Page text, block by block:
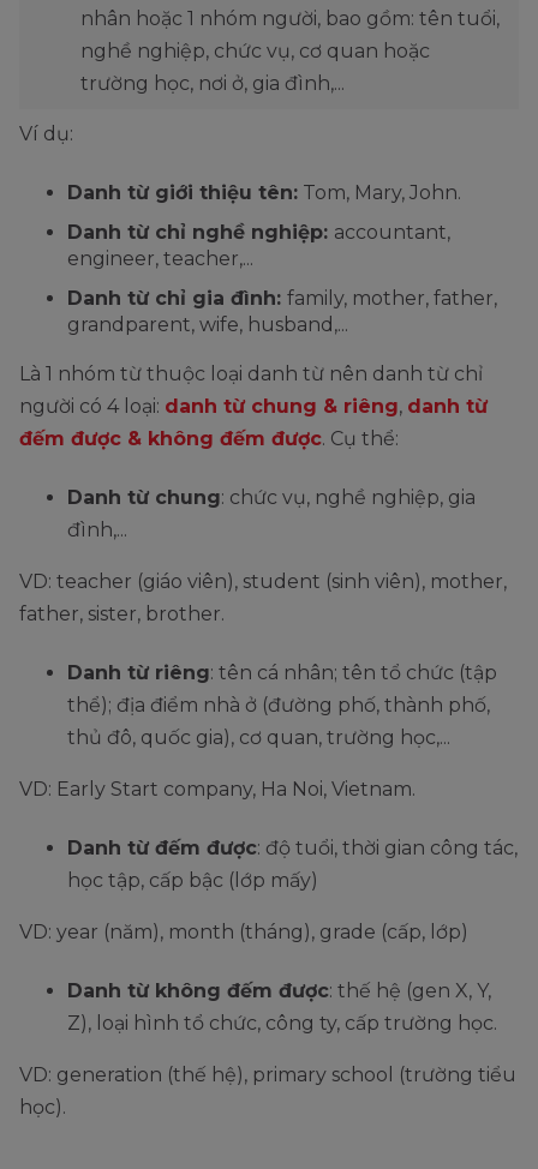
nhân hoặc 1 nhóm người, bao gồm: tên tuổi,
nghề nghiệp, chức vụ, cơ quan hoặc
trường học, nơi ở, gia đình,...
Ví dụ:
Danh từ giới thiệu tên: Tom, Mary, John.
Danh từ chỉ nghề nghiệp: accountant,
engineer, teacher,...
Danh từ chỉ gia đình: family, mother, father,
grandparent, wife, husband,...
Là 1 nhóm từ thuộc loại danh từ nên danh từ chỉ
người có 4 loại: danh từ chung & riêng, danh từ
đếm được & không đếm được. Cụ thể:
Danh từ chung: chức vụ, nghề nghiệp, gia
đình,...
VD: teacher (giáo viên), student (sinh viên), mother,
father, sister, brother.
Danh từ riêng: tên cá nhân; tên tổ chức (tập
thể); địa điểm nhà ở (đường phố, thành phố,
thủ đô, quốc gia), cơ quan, trường học,...
VD: Early Start company, Ha Noi, Vietnam.
Danh từ đếm được: độ tuổi, thời gian công tác,
học tập, cấp bậc (lớp mấy)
VD: year (năm), month (tháng), grade (cấp, lớp)
Danh từ không đếm được: thế hệ (gen X, Y,
Z), loại hình tổ chức, công ty, cấp trường học.
VD: generation (thế hệ), primary school (trường tiểu
học).